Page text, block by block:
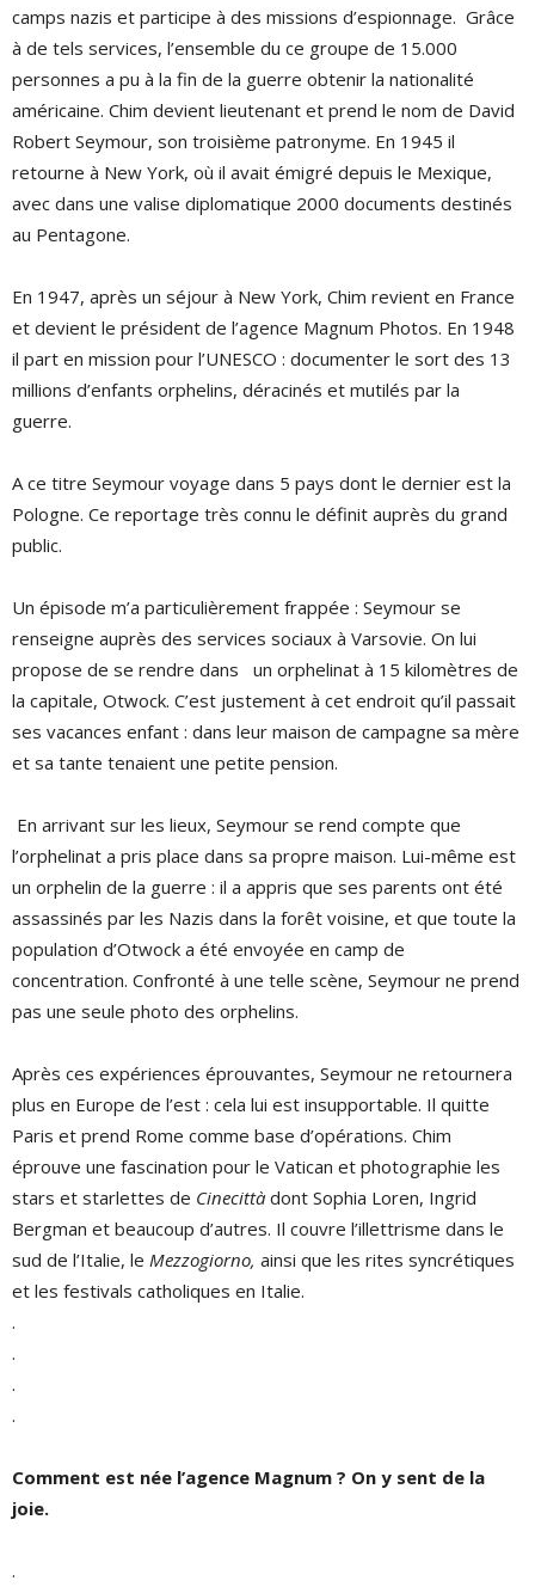
camps nazis et participe à des missions d’espionnage. Grâce
à de tels services, l’ensemble du ce groupe de 15.000
personnes a pu à la fin de la guerre obtenir la nationalité
américaine. Chim devient lieutenant et prend le nom de David
Robert Seymour, son troisième patronyme. En 1945 il
retourne à New York, où il avait émigré depuis le Mexique,
avec dans une valise diplomatique 2000 documents destinés
au Pentagone.
En 1947, après un séjour à New York, Chim revient en France
et devient le président de l’agence Magnum Photos. En 1948
il part en mission pour l’UNESCO : documenter le sort des 13
millions d’enfants orphelins, déracinés et mutilés par la
guerre.
A ce titre Seymour voyage dans 5 pays dont le dernier est la
Pologne. Ce reportage très connu le définit auprès du grand
public.
Un épisode m’a particulièrement frappée : Seymour se
renseigne auprès des services sociaux à Varsovie. On lui
propose de se rendre dans un orphelinat à 15 kilomètres de
la capitale, Otwock. C’est justement à cet endroit qu’il passait
ses vacances enfant : dans leur maison de campagne sa mère
et sa tante tenaient une petite pension.
En arrivant sur les lieux, Seymour se rend compte que
l’orphelinat a pris place dans sa propre maison. Lui-même est
un orphelin de la guerre : il a appris que ses parents ont été
assassinés par les Nazis dans la forêt voisine, et que toute la
population d’Otwock a été envoyée en camp de
concentration. Confronté à une telle scène, Seymour ne prend
pas une seule photo des orphelins.
Après ces expériences éprouvantes, Seymour ne retournera
plus en Europe de l’est : cela lui est insupportable. Il quitte
Paris et prend Rome comme base d’opérations. Chim
éprouve une fascination pour le Vatican et photographie les
stars et starlettes de Cinecittà dont Sophia Loren, Ingrid
Bergman et beaucoup d’autres. Il couvre l’illettrisme dans le
sud de l’Italie, le Mezzogiorno, ainsi que les rites syncrétiques
et les festivals catholiques en Italie.
.
.
.
.
Comment est née l’agence Magnum ? On y sent de la
joie.
.